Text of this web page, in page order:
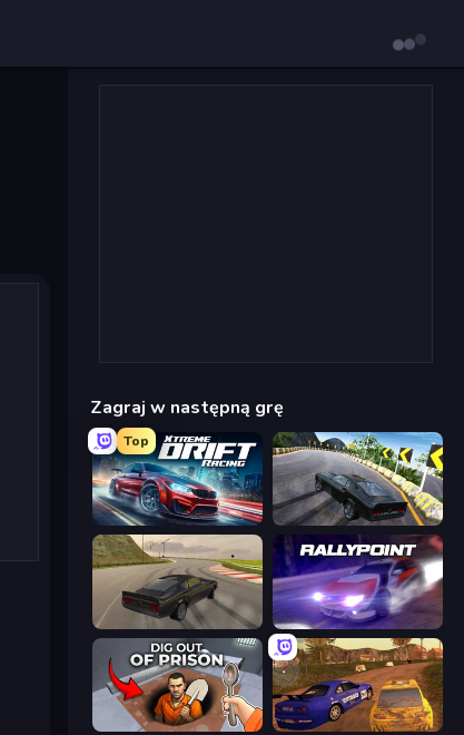
Zagraj w następną grę
Top
Xtreme DRIFT Racing Burnout Drift 2: Hilltop
Burnout Drift Rally Point
Dig out of Prison Dirt Rally Driver HD